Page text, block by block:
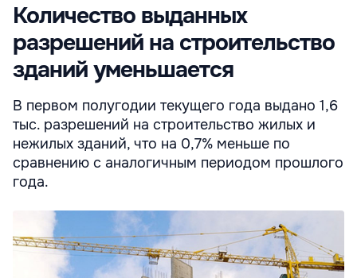
Количество выданных
разрешений на строительство
зданий уменьшается
В первом полугодии текущего года выдано 1,6
тыс. разрешений на строительство жилых и
нежилых зданий, что на 0,7% меньше по
сравнению с аналогичным периодом прошлого
года.